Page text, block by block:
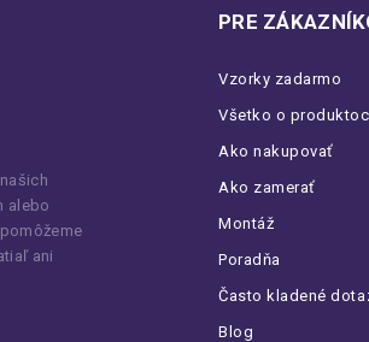
alebo
ani
PRE
Vzorky zadarmo
Všetko o
Ako nakupovať
Ako zamerať
Montáž
Poradňa
Často kladené
Blog